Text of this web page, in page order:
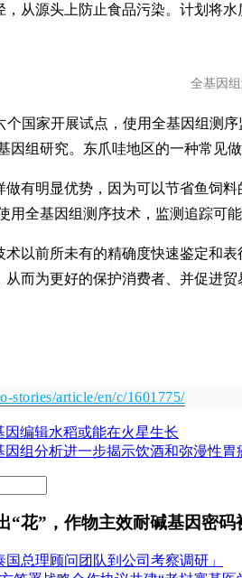
，从源头上防止食品污染。计划将
全基因
个国家开展试点，使用全基因组测
因组研究。东爪哇地区的一种常见
做有明显优势，因为可以节省鱼饲
用全基因组测序技术，监测追踪可
术以前所未有的精确度快速鉴定和
而为更好的保护消费者、并促进
stories/article/en/c/1601775/
因编辑水稻或能在火星生长
因组分析进一步揭示饮酒和弥漫性胃
“花”，作物主效耐碱基因密码
国总理顾问团队到公司考察调研」